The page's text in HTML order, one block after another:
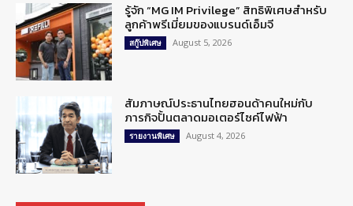
รู้จัก “MG IM Privilege” สิทธิพิเศษสำหรับ
ลูกค้าพรีเมี่ยมของแบรนด์เอ็มจี
สกู๊ปพิเศษ August 5, 2026
สัมภาษณ์ประธานไทยฮอนด้าคนใหม่กับ
ภารกิจปั้นตลาดมอเตอร์ไซค์ไฟฟ้า
รายงานพิเศษ August 4, 2026